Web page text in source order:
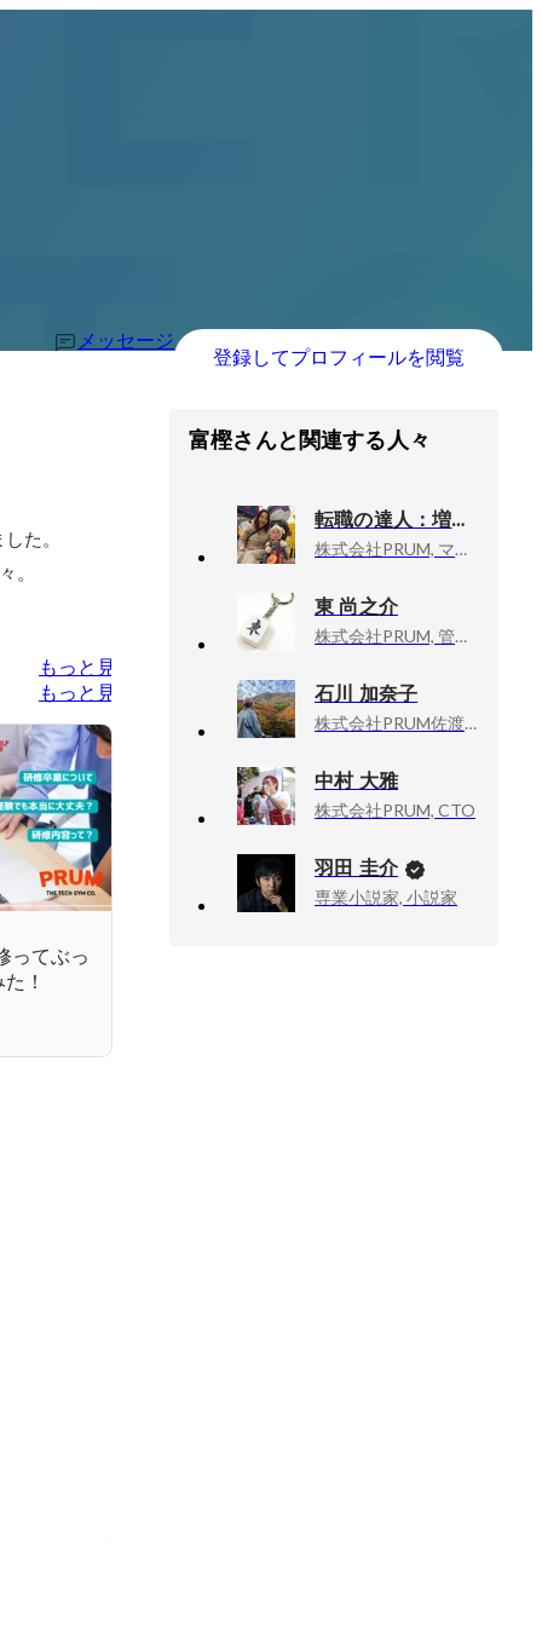
メッセージ
登録してプロフィールを閲覧
た。
。
もっと見る
もっと見る
ってぶっ
！
富樫さんと関連する人々
転職の達人：増永 彩
株式会社PRUM, マネージャー / 人事 / 採用 / 営業
東 尚之介
株式会社PRUM, 管理部 部長
石川 加奈子
株式会社PRUM佐渡, 人事・総務
中村 大雅
株式会社PRUM, CTO
羽田 圭介
専業小説家, 小説家